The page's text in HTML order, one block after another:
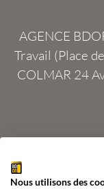
AGENCE
Travail (Place
COLMAR24
Nous utilisons des